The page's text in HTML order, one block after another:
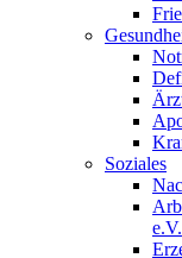
Soziales
e.V.